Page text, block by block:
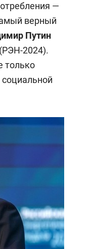
—
верный
Путин
2024).
только
как основа